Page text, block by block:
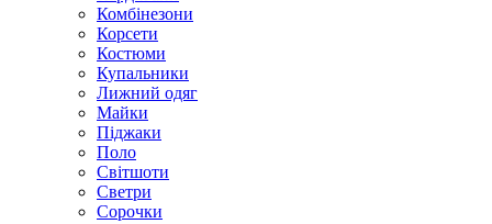
Комбінезони
Корсети
Костюми
Купальники
Лижний одяг
Майки
Піджаки
Поло
Світшоти
Светри
Сорочки